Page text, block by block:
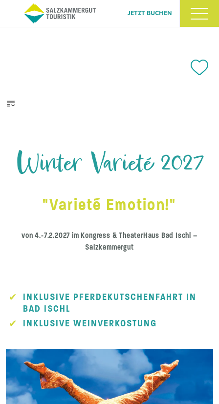
JETZT BUCHEN
Winter Varieté 2027
"Varieté Emotion!"
von 4.-7.2.2027 im Kongress & TheaterHaus Bad Ischl –
Salzkammergut
INKLUSIVE PFERDEKUTSCHENFAHRT IN
BAD ISCHL
INKLUSIVE WEINVERKOSTUNG